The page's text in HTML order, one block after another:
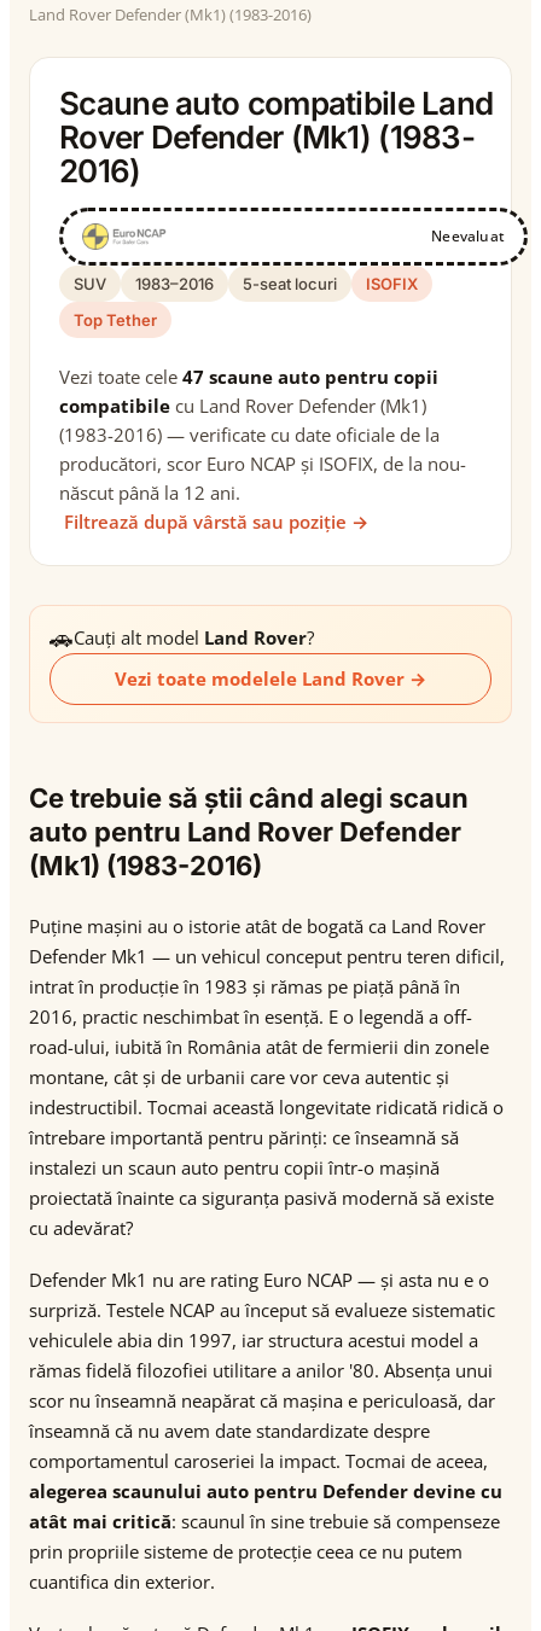
Land Rover Defender (Mk1) (1983-2016)
Scaune auto compatibile Land
Rover Defender (Mk1) (1983-
2016)
Neevaluat
SUV 1983–2016 5-seat locuri
ISOFIX
Top Tether
Vezi toate cele 47 scaune auto pentru copii
compatibile cu Land Rover Defender (Mk1)
(1983-2016) — verificate cu date oficiale de la
producători, scor Euro NCAP și ISOFIX, de la nou-
născut până la 12 ani.
Filtrează după vârstă sau poziție →
🚗Cauți alt model Land Rover?
Vezi toate modelele Land Rover →
Ce trebuie să știi când alegi scaun
auto pentru Land Rover Defender
(Mk1) (1983-2016)
Puține mașini au o istorie atât de bogată ca Land Rover
Defender Mk1 — un vehicul conceput pentru teren dificil,
intrat în producție în 1983 și rămas pe piață până în
2016, practic neschimbat în esență. E o legendă a off-
road-ului, iubită în România atât de fermierii din zonele
montane, cât și de urbanii care vor ceva autentic și
indestructibil. Tocmai această longevitate ridicată ridică o
întrebare importantă pentru părinți: ce înseamnă să
instalezi un scaun auto pentru copii într-o mașină
proiectată înainte ca siguranța pasivă modernă să existe
cu adevărat?
Defender Mk1 nu are rating Euro NCAP — și asta nu e o
surpriză. Testele NCAP au început să evalueze sistematic
vehiculele abia din 1997, iar structura acestui model a
rămas fidelă filozofiei utilitare a anilor '80. Absența unui
scor nu înseamnă neapărat că mașina e periculoasă, dar
înseamnă că nu avem date standardizate despre
comportamentul caroseriei la impact. Tocmai de aceea,
alegerea scaunului auto pentru Defender devine cu
atât mai critică: scaunul în sine trebuie să compenseze
prin propriile sisteme de protecție ceea ce nu putem
cuantifica din exterior.